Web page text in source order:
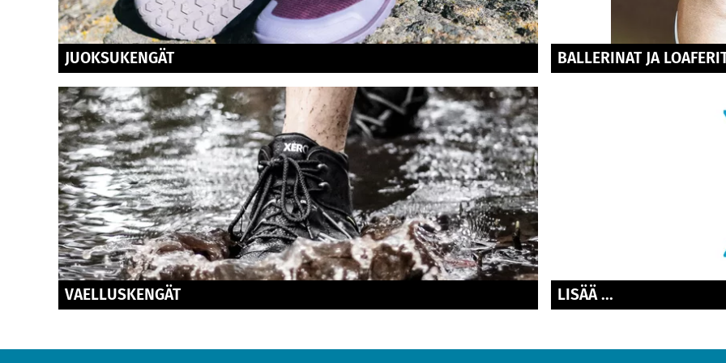
JUOKSUKENGÄT BALLERINAT JA
VAELLUSKENGÄT LISÄÄ ...